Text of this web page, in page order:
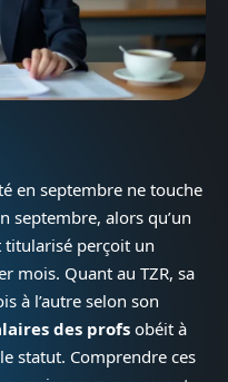
en septembre ne touche
septembre, alors qu’un
titularisé perçoit un
mois. Quant au TZR, sa
à l’autre selon son
des profs obéit à
statut. Comprendre ces